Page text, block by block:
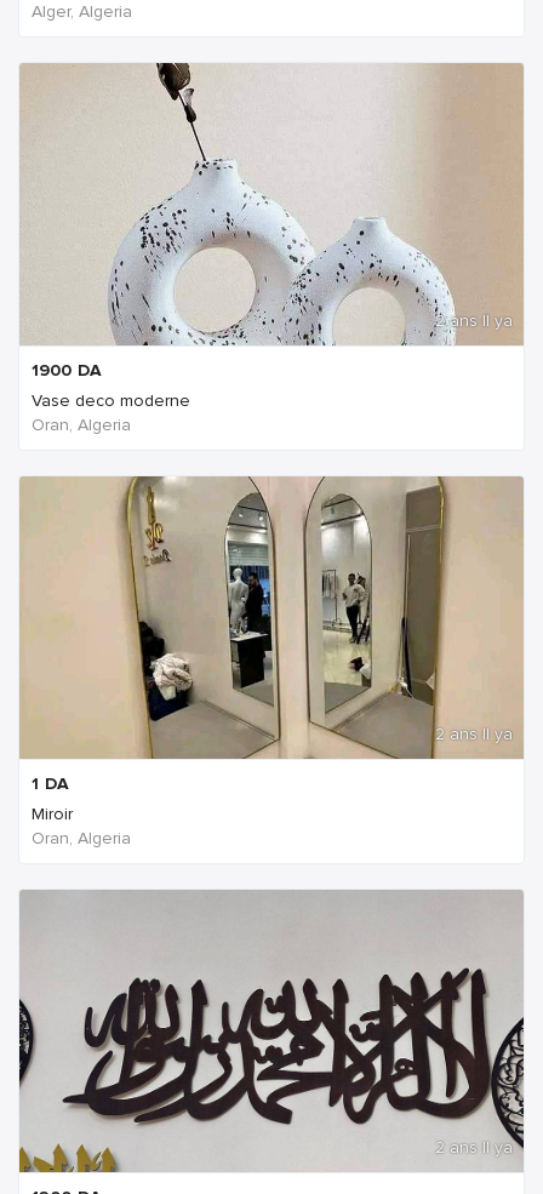
Alger, Algeria
2 ans Il ya
1900 DA
Vase deco moderne
Oran, Algeria
2 ans Il ya
1 DA
Miroir
Oran, Algeria
2 ans Il ya